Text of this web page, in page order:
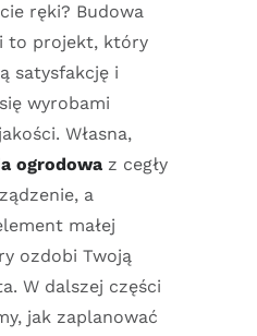
ręki? Budowa
to projekt, który
satysfakcję i
wyrobami
Własna,
ogrodowa z cegły
a
małej
ozdobi Twoją
W dalszej części
jak zaplanować